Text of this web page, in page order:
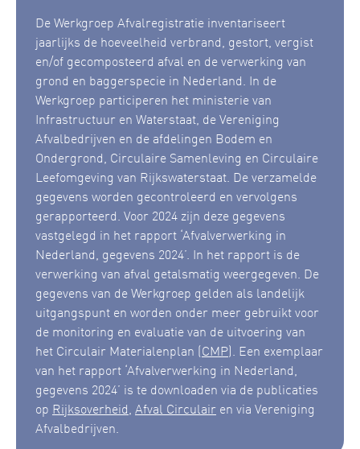
De Werkgroep Afvalregistratie inventariseert
jaarlijks de hoeveelheid verbrand, gestort, vergist
en/of gecomposteerd afval en de verwerking van
grond en baggerspecie in Nederland. In de
Werkgroep participeren het ministerie van
Infrastructuur en Waterstaat, de Vereniging
Afvalbedrijven en de afdelingen Bodem en
Ondergrond, Circulaire Samenleving en Circulaire
Leefomgeving van Rijkswaterstaat. De verzamelde
gegevens worden gecontroleerd en vervolgens
gerapporteerd. Voor 2024 zijn deze gegevens
vastgelegd in het rapport ‘Afvalverwerking in
Nederland, gegevens 2024’. In het rapport is de
verwerking van afval getalsmatig weergegeven. De
gegevens van de Werkgroep gelden als landelijk
uitgangspunt en worden onder meer gebruikt voor
de monitoring en evaluatie van de uitvoering van
het Circulair Materialenplan (CMP). Een exemplaar
van het rapport ‘Afvalverwerking in Nederland,
gegevens 2024’ is te downloaden via de publicaties
op Rijksoverheid Afval Circulair en via Vereniging
Afvalbedrijven.